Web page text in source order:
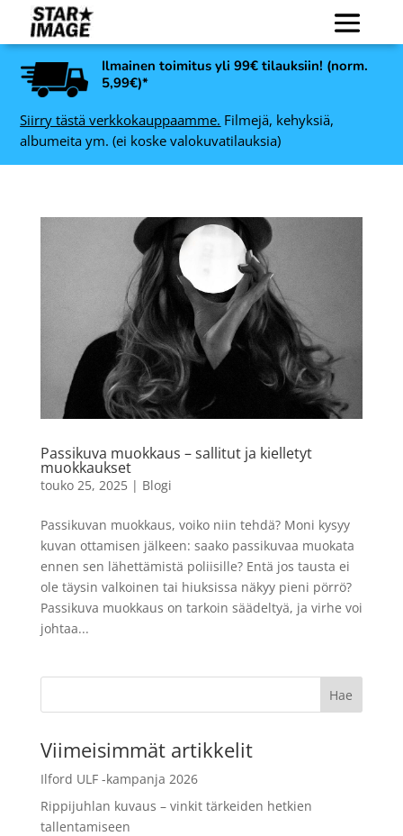
Ilmainen toimitus yli 99€ tilauksiin! (norm.
5,99€)*
Siirry tästä verkkokauppaamme. Filmejä, kehyksiä,
albumeita ym. (ei koske valokuvatilauksia)
Passikuva muokkaus – sallitut ja kielletyt
muokkaukset
touko 25, 2025| Blogi
Passikuvan muokkaus, voiko niin tehdä? Moni kysyy
kuvan ottamisen jälkeen: saako passikuvaa muokata
ennen sen lähettämistä poliisille? Entä jos tausta ei
ole täysin valkoinen tai hiuksissa näkyy pieni pörrö?
Passikuva muokkaus on tarkoin säädeltyä, ja virhe voi
johtaa...
Viimeisimmät artikkelit
Ilford ULF -kampanja 2026
Rippijuhlan kuvaus – vinkit tärkeiden hetkien
tallentamiseen
Nedis HDMI - HDMI
Micro-kaapeli High Speed
musta, 2 m
8,99€